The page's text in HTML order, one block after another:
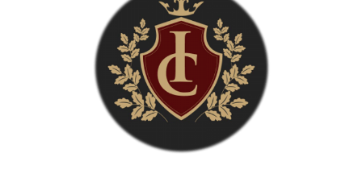
,
0
€
.